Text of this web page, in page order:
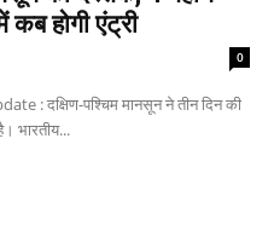
कब होगी एंट्री
0
: दक्षिण-पश्चिम मानसून ने तीन दिन की
भारतीय...